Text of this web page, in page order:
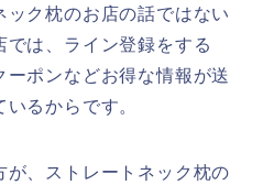
ック枕のお店の話ではない
は、ライン登録をする
ーポンなどお得な情報が送
るからです。
が、ストレートネック枕の